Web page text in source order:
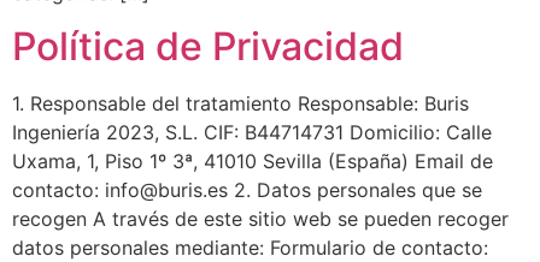
Política de Privacidad
1. Responsable del tratamiento Responsable: Buris
Ingeniería 2023, S.L. CIF: B44714731 Domicilio: Calle
Uxama, 1, Piso 1º 3ª, 41010 Sevilla (España) Email de
contacto: info@buris.es 2. Datos personales que se
recogen A través de este sitio web se pueden recoger
datos personales mediante: Formulario de contacto: